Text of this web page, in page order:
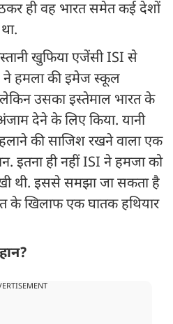
ही वह भारत समेत कई देशों
खुफिया एजेंसी ISI से
ने हमला की इमेज स्कूल
लेकिन उसका इस्तेमाल भारत के
देने के लिए किया. यानी
की साजिश रखने वाला एक
इतना ही नहीं ISI ने हमजा को
थी. इससे समझा जा सकता है
के खिलाफ एक घातक हथियार